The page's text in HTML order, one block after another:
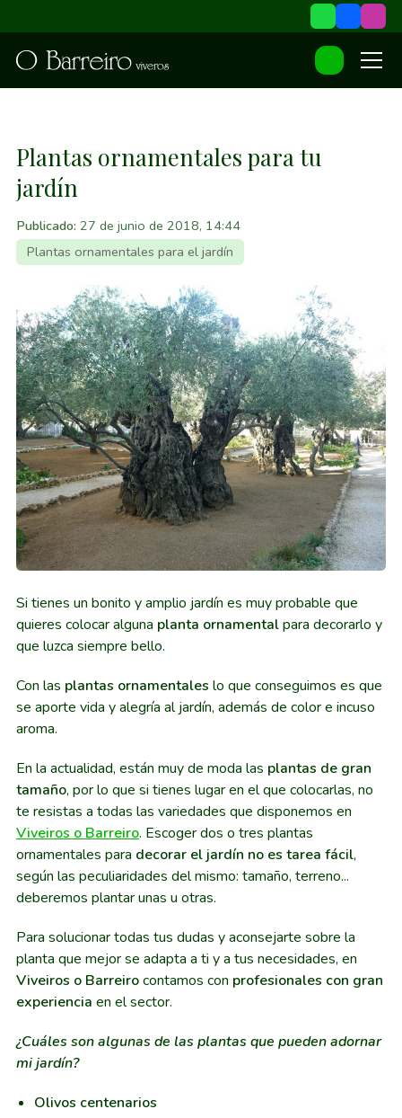
Plantas ornamentales para tu
jardín
Publicado: 27 de junio de 2018, 14:44
Plantas ornamentales para el jardín
Si tienes un bonito y amplio jardín es muy probable que
quieres colocar alguna planta ornamentalpara decorarlo y
que luzca siempre bello.
Con las plantas ornamentales lo que conseguimos es que
se aporte vida y alegría al jardín, además de color e incuso
aroma.
En la actualidad, están muy de moda las plantas de gran
tamaño, por lo que si tienes lugar en el que colocarlas, no
te resistas a todas las variedades que disponemos en
Viveiros o Barreiro. Escoger dos o tres plantas
ornamentales para decorar el jardín no es tarea fácil,
según las peculiaridades del mismo: tamaño, terreno...
deberemos plantar unas u otras.
Para solucionar todas tus dudas y aconsejarte sobre la
planta que mejor se adapta a ti y a tus necesidades, en
Viveiros o Barreirocontamos con profesionales con gran
experiencia en el sector.
¿Cuáles son algunas de las plantas que pueden adornar
mi jardín?
Olivos centenarios